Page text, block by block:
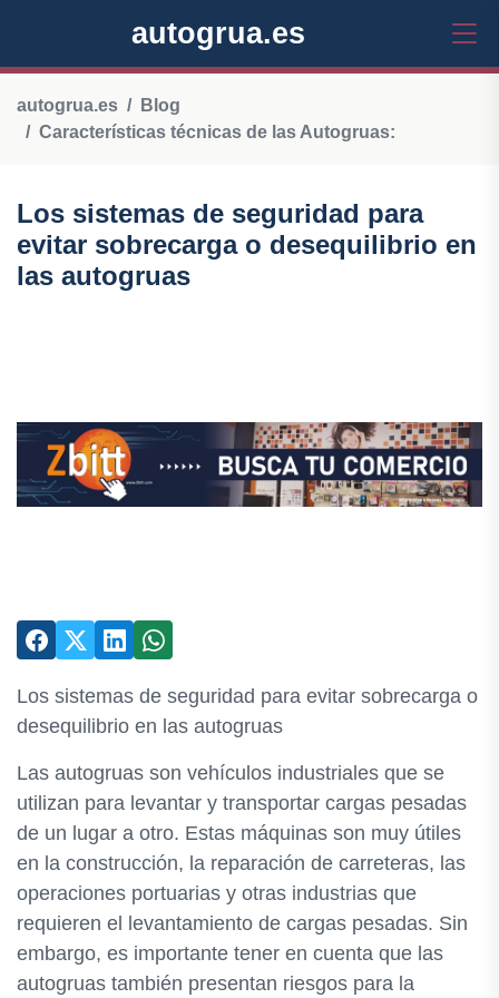
autogrua.es
autogrua.es
Blog
Características técnicas de las Autogruas:
Los sistemas de seguridad para
evitar sobrecarga o desequilibrio en
las autogruas
Los sistemas de seguridad para evitar sobrecarga o
desequilibrio en las autogruas
Las autogruas son vehículos industriales que se
utilizan para levantar y transportar cargas pesadas
de un lugar a otro. Estas máquinas son muy útiles
en la construcción, la reparación de carreteras, las
operaciones portuarias y otras industrias que
requieren el levantamiento de cargas pesadas. Sin
embargo, es importante tener en cuenta que las
autogruas también presentan riesgos para la